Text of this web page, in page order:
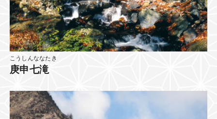
こうしんななたき
庚申七滝